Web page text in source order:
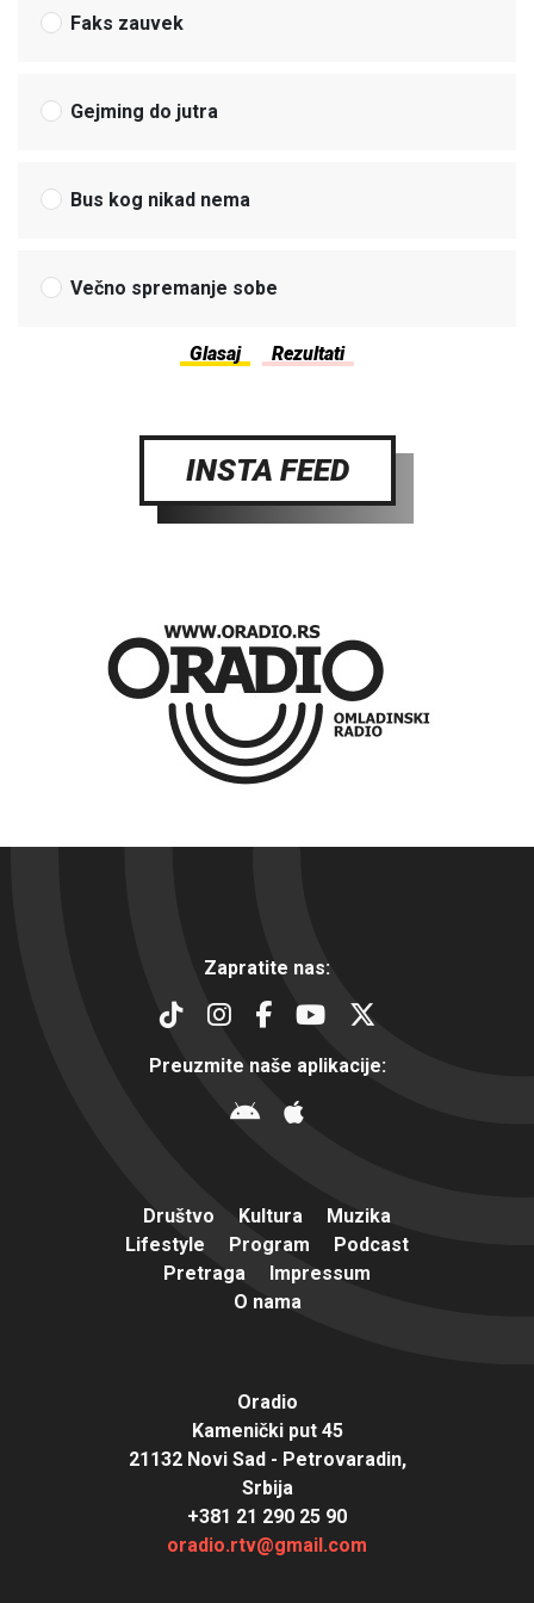
Faks zauvek
Gejming do jutra
Bus kog nikad nema
Večno spremanje sobe
INSTA FEED
Zapratite nas:
Preuzmite naše aplikacije:
Društvo Kultura
Muzika
Lifestyle
Program
Podcast
Pretraga
Impressum
O nama
Oradio
Kamenički put 45
21132 Novi Sad - Petrovaradin,
Srbija
+381 21 290 25 90
oradio.rtv@gmail.com